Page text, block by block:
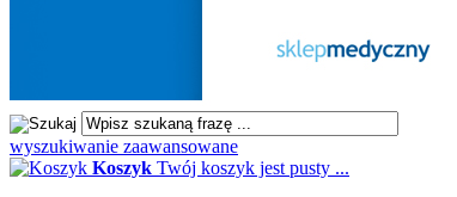
wyszukiwanie zaawansowane
Koszyk Twój koszyk jest pusty ...